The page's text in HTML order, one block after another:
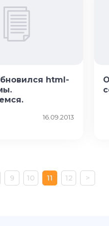
html-
16.09.2013
9 10 11 12 >